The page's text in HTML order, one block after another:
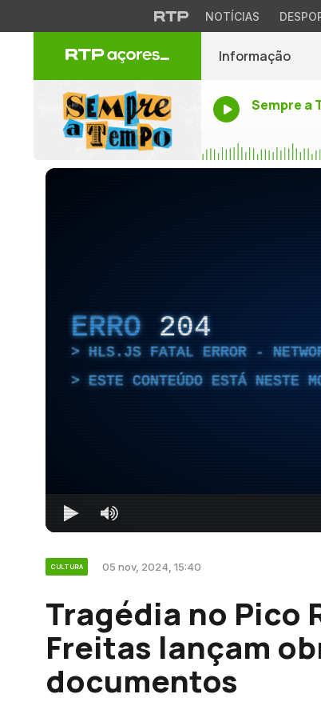
NOTÍCIAS
Informação
Sempre a
ERRO 204
HLS.JS FATAL ERROR -
ESTE CONTEÚDO ESTÁ NESTE
CULTURA 05 nov, 2024, 15:40
Tragédia no Pico
Freitas lançam
documentos